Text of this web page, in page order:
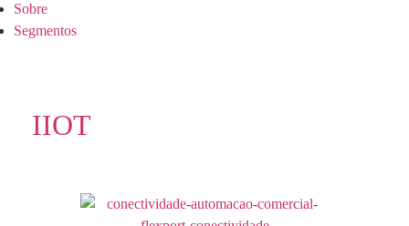
Sobre
Segmentos
IIOT